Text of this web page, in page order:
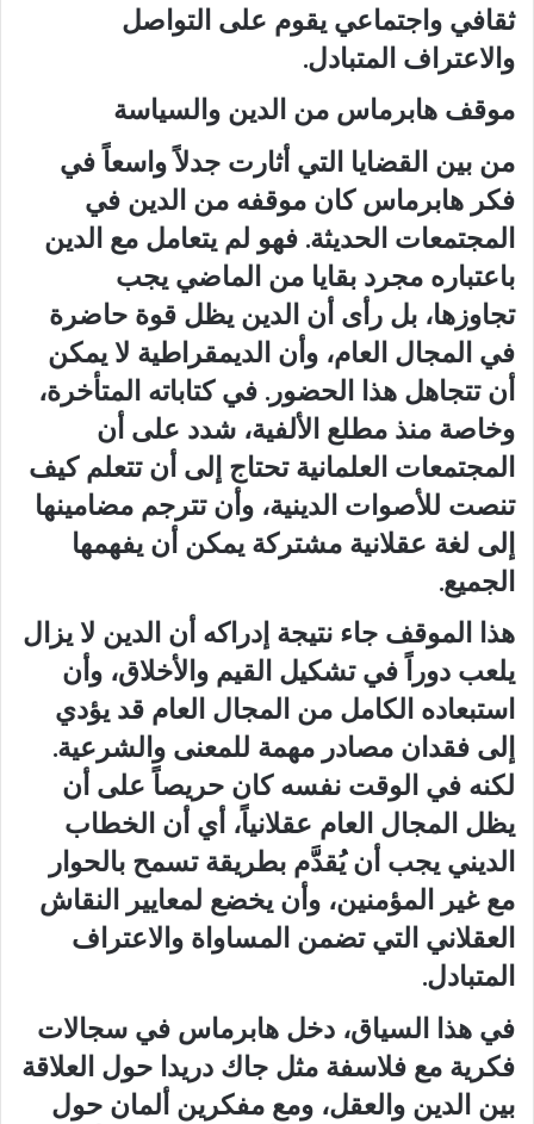
ثقافي واجتماعي يقوم على التواصل
والاعتراف المتبادل.
موقف هابرماس من الدين والسياسة
من بين القضايا التي أثارت جدلاً واسعاً في
فكر هابرماس كان موقفه من الدين في
المجتمعات الحديثة. فهو لم يتعامل مع الدين
باعتباره مجرد بقايا من الماضي يجب
تجاوزها، بل رأى أن الدين يظل قوة حاضرة
في المجال العام، وأن الديمقراطية لا يمكن
أن تتجاهل هذا الحضور. في كتاباته المتأخرة،
وخاصة منذ مطلع الألفية، شدد على أن
المجتمعات العلمانية تحتاج إلى أن تتعلم كيف
تنصت للأصوات الدينية، وأن تترجم مضامينها
إلى لغة عقلانية مشتركة يمكن أن يفهمها
الجميع.
هذا الموقف جاء نتيجة إدراكه أن الدين لا يزال
يلعب دوراً في تشكيل القيم والأخلاق، وأن
استبعاده الكامل من المجال العام قد يؤدي
إلى فقدان مصادر مهمة للمعنى والشرعية.
لكنه في الوقت نفسه كان حريصاً على أن
يظل المجال العام عقلانياً، أي أن الخطاب
الديني يجب أن يُقدَّم بطريقة تسمح بالحوار
مع غير المؤمنين، وأن يخضع لمعايير النقاش
العقلاني التي تضمن المساواة والاعتراف
المتبادل.
في هذا السياق، دخل هابرماس في سجالات
فكرية مع فلاسفة مثل جاك دريدا حول العلاقة
بين الدين والعقل، ومع مفكرين ألمان حول